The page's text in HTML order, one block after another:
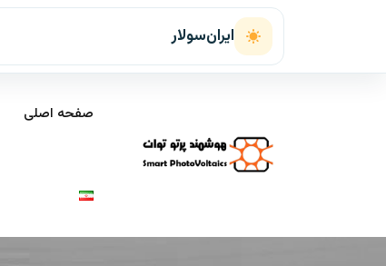
ایران‌سولار
صفحه اصلی